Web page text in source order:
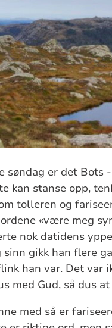
søndag er det
kan stanse opp,
tolleren og
«være meg
nok datidens
sinn gikk han flere
han var. Det var
med Gud, så dus
med så er